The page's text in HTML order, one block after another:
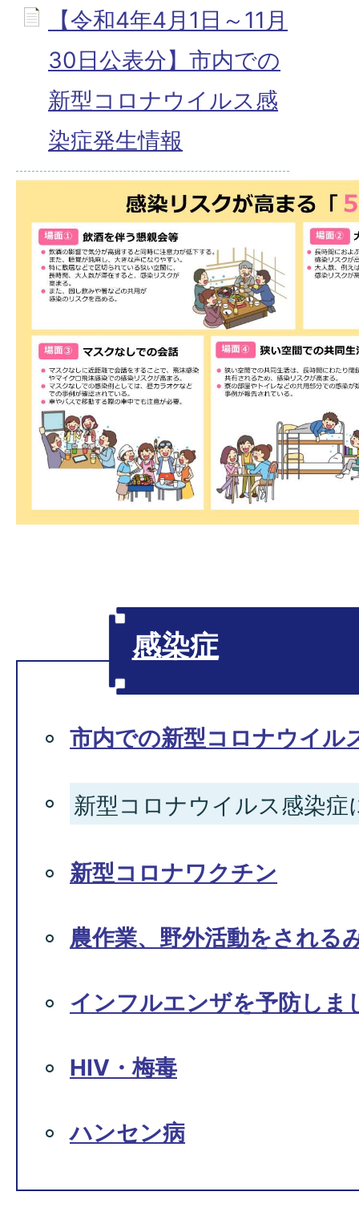
【令和4年4月1日～11月
30日公表分】市内での
新型コロナウイルス感
染症発生情報
感染症
市内での新型コロナウイル
新型コロナウイルス感染症
新型コロナワクチン
農作業、野外活動をされる
インフルエンザを予防しま
HIV・梅毒
ハンセン病